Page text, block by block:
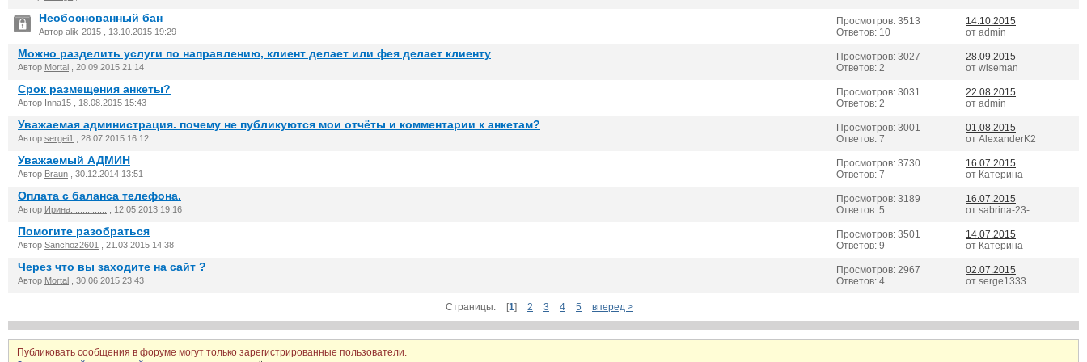
Необоснованный бан
Автор alik-2015 , 13.10.2015 19:29
Просмотров: 3513
Ответов: 10
14.10.2015
от admin
Можно разделить услуги по направлению, клиент делает или фея делает клиенту
Автор Mortal , 20.09.2015 21:14
Просмотров: 3027
Ответов: 2
28.09.2015
от wiseman
Срок размещения анкеты?
Автор Inna15 , 18.08.2015 15:43
Просмотров: 3031
Ответов: 2
22.08.2015
от admin
Уважаемая администрация. почему не публикуются мои отчёты и комментарии к анкетам?
Автор sergei1 , 28.07.2015 16:12
Просмотров: 3001
Ответов: 7
01.08.2015
от AlexanderK2
Уважаемый АДМИН
Автор Braun , 30.12.2014 13:51
Просмотров: 3730
Ответов: 7
16.07.2015
от Катерина
Оплата с баланса телефона.
Автор Ирина............... , 12.05.2013 19:16
Просмотров: 3189
Ответов: 5
16.07.2015
от sabrina-23-
Помогите разобраться
Автор Sanchoz2601 , 21.03.2015 14:38
Просмотров: 3501
Ответов: 9
14.07.2015
от Катерина
Через что вы заходите на сайт ?
Автор Mortal , 30.06.2015 23:43
Просмотров: 2967
Ответов: 4
02.07.2015
от serge1333
Страницы: [1] 2 3 4 5 вперед >
Публиковать сообщения в форуме могут только зарегистрированные пользователи.